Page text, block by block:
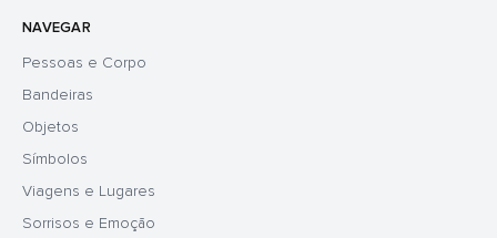
NAVEGAR
Pessoas e Corpo
Bandeiras
Objetos
Símbolos
Viagens e Lugares
Sorrisos e Emoção